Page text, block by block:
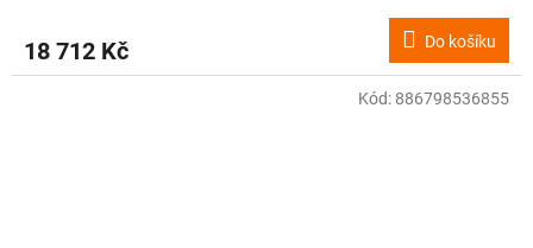
M
A
18 712 Kč Do košíku
Kód: 886798536855